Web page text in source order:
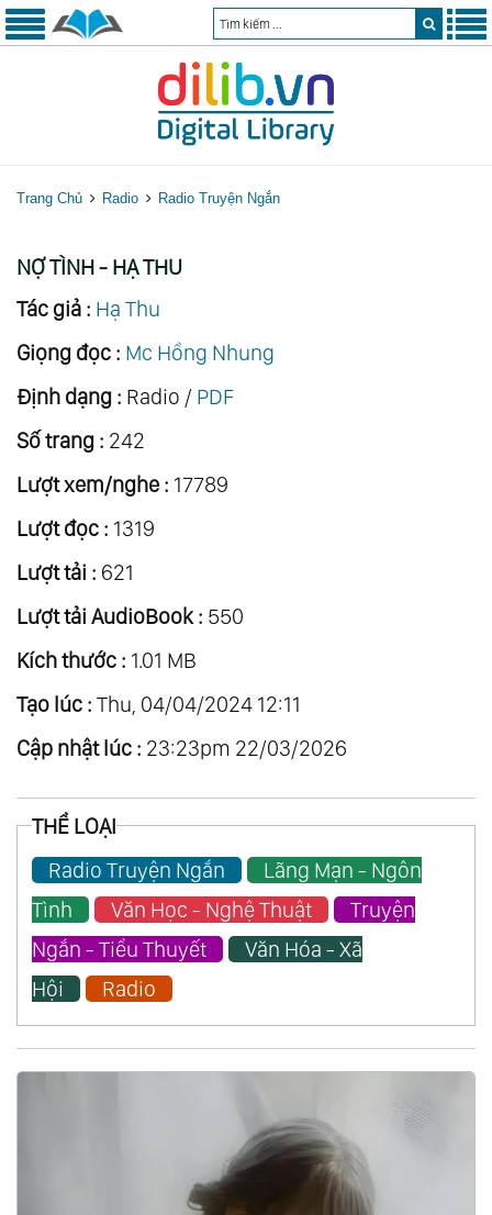
Trang Chủ Radio Radio Truyện Ngắn
NỢ TÌNH - HẠ THU
Tác giả : Hạ Thu
Giọng đọc : Mc Hồng Nhung
Định dạng : Radio / PDF
Số trang : 242
Lượt xem/nghe : 17789
Lượt đọc : 1319
Lượt tải : 621
Lượt tải AudioBook : 550
Kích thước : 1.01 MB
Tạo lúc : Thu, 04/04/2024 12:11
Cập nhật lúc : 23:23pm 22/03/2026
THỂ LOẠI
Radio Truyện Ngắn
Lãng Mạn - Ngôn
Tình
Văn Học - Nghệ Thuật
Truyện
Ngắn - Tiểu Thuyết
Văn Hóa - Xã
Hội
Radio